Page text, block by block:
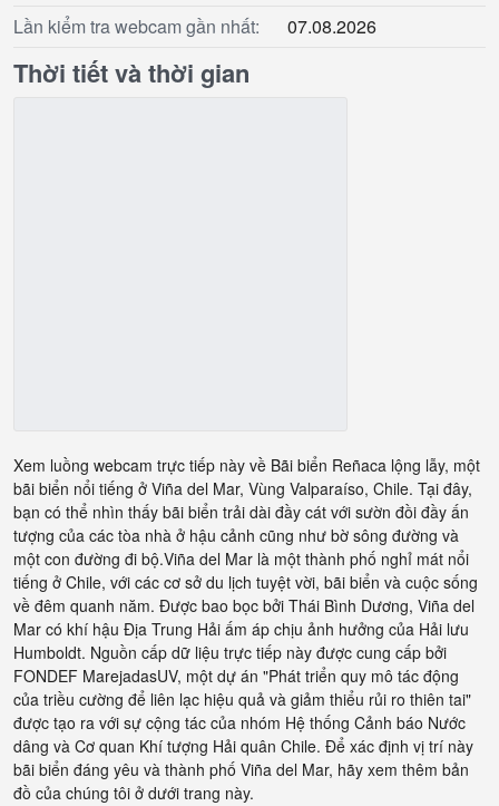
Lần kiểm tra webcam gần nhất: 07.08.2026
Thời tiết và thời gian
Xem luồng webcam trực tiếp này về Bãi biển Reñaca lộng lẫy, một
bãi biển nổi tiếng ở Viña del Mar, Vùng Valparaíso, Chile. Tại đây,
bạn có thể nhìn thấy bãi biển trải dài đầy cát với sườn đồi đầy ấn
tượng của các tòa nhà ở hậu cảnh cũng như bờ sông đường và
một con đường đi bộ.Viña del Mar là một thành phố nghỉ mát nổi
tiếng ở Chile, với các cơ sở du lịch tuyệt vời, bãi biển và cuộc sống
về đêm quanh năm. Được bao bọc bởi Thái Bình Dương, Viña del
Mar có khí hậu Địa Trung Hải ấm áp chịu ảnh hưởng của Hải lưu
Humboldt. Nguồn cấp dữ liệu trực tiếp này được cung cấp bởi
FONDEF MarejadasUV, một dự án "Phát triển quy mô tác động
của triều cường để liên lạc hiệu quả và giảm thiểu rủi ro thiên tai"
được tạo ra với sự cộng tác của nhóm Hệ thống Cảnh báo Nước
dâng và Cơ quan Khí tượng Hải quân Chile. Để xác định vị trí này
bãi biển đáng yêu và thành phố Viña del Mar, hãy xem thêm bản
đồ của chúng tôi ở dưới trang này.